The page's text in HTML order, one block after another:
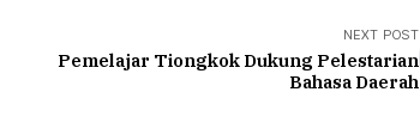
NEXT POST
Pemelajar Tiongkok Dukung Pelestarian
Bahasa Daerah